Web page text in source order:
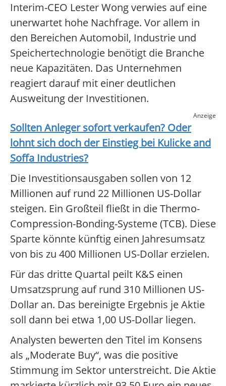
Interim-CEO Lester Wong verwies auf eine
unerwartet hohe Nachfrage. Vor allem in
den Bereichen Automobil, Industrie und
Speichertechnologie benötigt die Branche
neue Kapazitäten. Das Unternehmen
reagiert darauf mit einer deutlichen
Ausweitung der Investitionen.
Anzeige
Sollten Anleger sofort verkaufen? Oder
lohnt sich doch der Einstieg bei Kulicke and
Soffa Industries?
Die Investitionsausgaben sollen von 12
Millionen auf rund 22 Millionen US-Dollar
steigen. Ein Großteil fließt in die Thermo-
Compression-Bonding-Systeme (TCB). Diese
Sparte könnte künftig einen Jahresumsatz
von bis zu 400 Millionen US-Dollar erzielen.
Für das dritte Quartal peilt K&S einen
Umsatzsprung auf rund 310 Millionen US-
Dollar an. Das bereinigte Ergebnis je Aktie
soll dann bei etwa 1,00 US-Dollar liegen.
Analysten bewerten den Titel im Konsens
als „Moderate Buy“, was die positive
Stimmung im Sektor unterstreicht. Die Aktie